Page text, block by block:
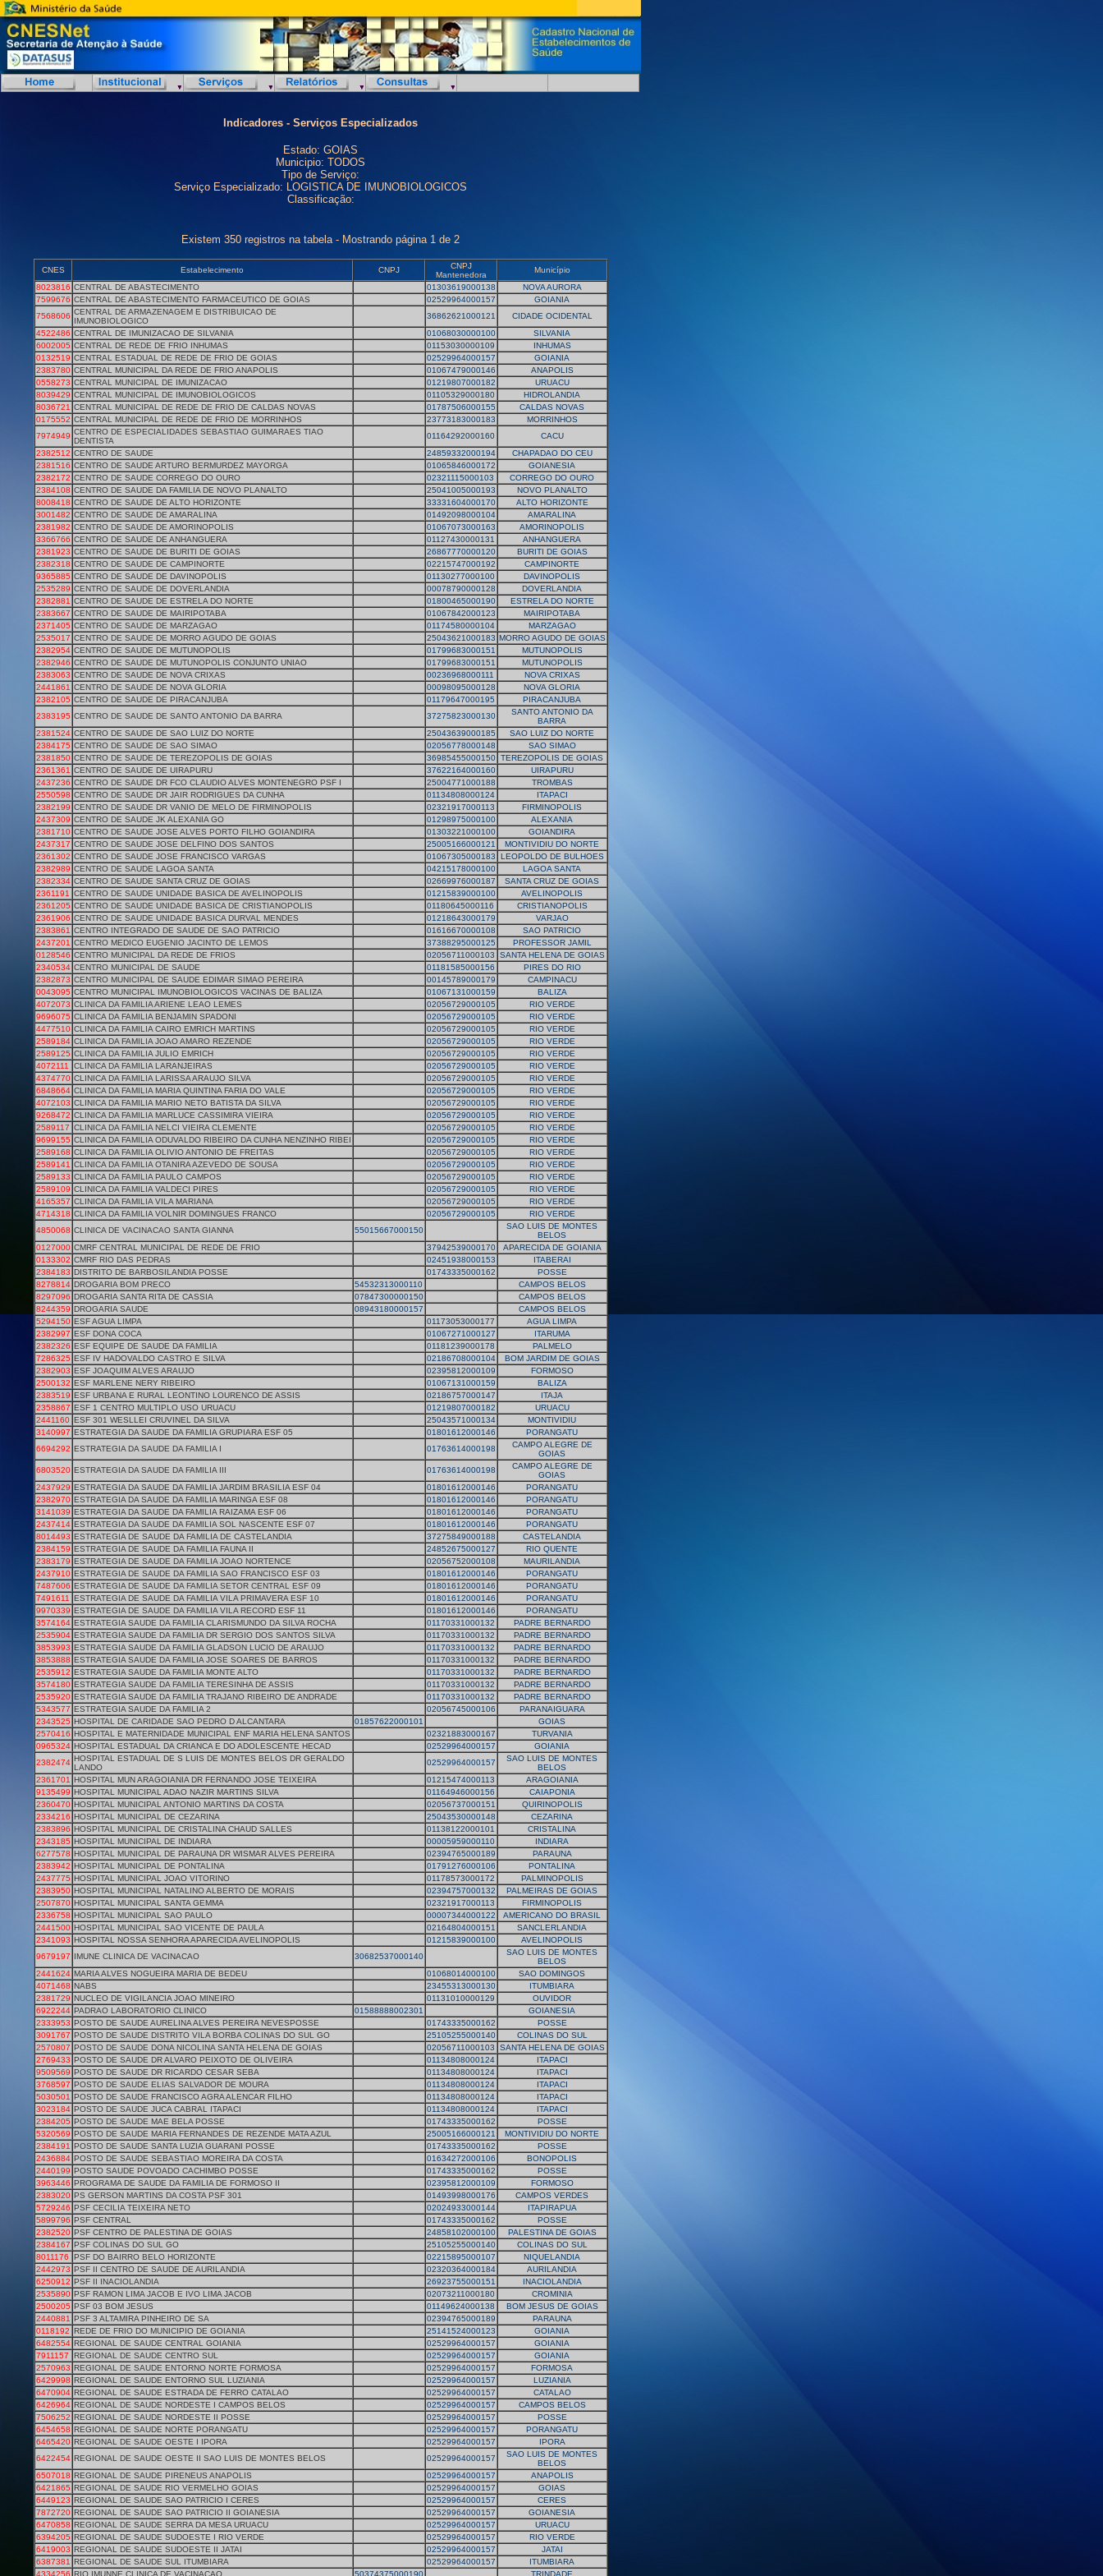
Indicadores - Serviços Especializados
Estado: GOIAS
Municipio: TODOS
Tipo de Serviço:
Serviço Especializado: LOGISTICA DE IMUNOBIOLOGICOS
Classificação:
Existem 350 registros na tabela - Mostrando página 1 de 2
CNES Estabelecimento CNPJ
CNPJ
Mantenedora
Município
8023816 CENTRAL DE ABASTECIMENTO 01303619000138
NOVA AURORA
7599676 CENTRAL DE ABASTECIMENTO FARMACEUTICO DE GOIAS 02529964000157
GOIANIA
7568606 CENTRAL DE ARMAZENAGEM E DISTRIBUICAO DE
IMUNOBIOLOGICO
36862621000121
CIDADE OCIDENTAL
4522486 CENTRAL DE IMUNIZACAO DE SILVANIA 01068030000100
SILVANIA
6002005 CENTRAL DE REDE DE FRIO INHUMAS 01153030000109
INHUMAS
0132519 CENTRAL ESTADUAL DE REDE DE FRIO DE GOIAS 02529964000157
GOIANIA
2383780 CENTRAL MUNICIPAL DA REDE DE FRIO ANAPOLIS 01067479000146
ANAPOLIS
0558273 CENTRAL MUNICIPAL DE IMUNIZACAO 01219807000182
URUACU
8039429 CENTRAL MUNICIPAL DE IMUNOBIOLOGICOS 01105329000180
HIDROLANDIA
8036721 CENTRAL MUNICIPAL DE REDE DE FRIO DE CALDAS NOVAS 01787506000155
CALDAS NOVAS
0175552 CENTRAL MUNICIPAL DE REDE DE FRIO DE MORRINHOS 23773183000183
MORRINHOS
7974949 CENTRO DE ESPECIALIDADES SEBASTIAO GUIMARAES TIAO
DENTISTA
01164292000160
CACU
2382512 CENTRO DE SAUDE 24859332000194
CHAPADAO DO CEU
2381516 CENTRO DE SAUDE ARTURO BERMURDEZ MAYORGA 01065846000172
GOIANESIA
2382172 CENTRO DE SAUDE CORREGO DO OURO 02321115000103
CORREGO DO OURO
2384108 CENTRO DE SAUDE DA FAMILIA DE NOVO PLANALTO 25041005000193
NOVO PLANALTO
8008418 CENTRO DE SAUDE DE ALTO HORIZONTE 33331604000170
ALTO HORIZONTE
3001482 CENTRO DE SAUDE DE AMARALINA 01492098000104
AMARALINA
2381982 CENTRO DE SAUDE DE AMORINOPOLIS 01067073000163
AMORINOPOLIS
3366766 CENTRO DE SAUDE DE ANHANGUERA 01127430000131
ANHANGUERA
2381923 CENTRO DE SAUDE DE BURITI DE GOIAS 26867770000120
BURITI DE GOIAS
2382318 CENTRO DE SAUDE DE CAMPINORTE 02215747000192
CAMPINORTE
9365885 CENTRO DE SAUDE DE DAVINOPOLIS 01130277000100
DAVINOPOLIS
2535289 CENTRO DE SAUDE DE DOVERLANDIA 00078790000128
DOVERLANDIA
2382881 CENTRO DE SAUDE DE ESTRELA DO NORTE 01800465000190
ESTRELA DO NORTE
2383667 CENTRO DE SAUDE DE MAIRIPOTABA 01067842000123
MAIRIPOTABA
2371405 CENTRO DE SAUDE DE MARZAGAO 01174580000104
MARZAGAO
2535017 CENTRO DE SAUDE DE MORRO AGUDO DE GOIAS 25043621000183 MORRO AGUDO DE GOIAS
2382954 CENTRO DE SAUDE DE MUTUNOPOLIS 01799683000151
MUTUNOPOLIS
2382946 CENTRO DE SAUDE DE MUTUNOPOLIS CONJUNTO UNIAO 01799683000151
MUTUNOPOLIS
2383063 CENTRO DE SAUDE DE NOVA CRIXAS 00236968000111
NOVA CRIXAS
2441861 CENTRO DE SAUDE DE NOVA GLORIA 00098095000128
NOVA GLORIA
2382105 CENTRO DE SAUDE DE PIRACANJUBA 01179647000195
PIRACANJUBA
2383195 CENTRO DE SAUDE DE SANTO ANTONIO DA BARRA 37275823000130
SANTO ANTONIO DA
BARRA
2381524 CENTRO DE SAUDE DE SAO LUIZ DO NORTE 25043639000185
SAO LUIZ DO NORTE
2384175 CENTRO DE SAUDE DE SAO SIMAO 02056778000148
SAO SIMAO
2381850 CENTRO DE SAUDE DE TEREZOPOLIS DE GOIAS 36985455000150 TEREZOPOLIS DE GOIAS
2361361 CENTRO DE SAUDE DE UIRAPURU 37622164000160
UIRAPURU
2437236 CENTRO DE SAUDE DR FCO CLAUDIO ALVES MONTENEGRO PSF I 25004771000188
TROMBAS
2550598 CENTRO DE SAUDE DR JAIR RODRIGUES DA CUNHA 01134808000124
ITAPACI
2382199 CENTRO DE SAUDE DR VANIO DE MELO DE FIRMINOPOLIS 02321917000113
FIRMINOPOLIS
2437309 CENTRO DE SAUDE JK ALEXANIA GO 01298975000100
ALEXANIA
2381710 CENTRO DE SAUDE JOSE ALVES PORTO FILHO GOIANDIRA 01303221000100
GOIANDIRA
2437317 CENTRO DE SAUDE JOSE DELFINO DOS SANTOS 25005166000121
MONTIVIDIU DO NORTE
2361302 CENTRO DE SAUDE JOSE FRANCISCO VARGAS 01067305000183
LEOPOLDO DE BULHOES
2382989 CENTRO DE SAUDE LAGOA SANTA 04215178000100
LAGOA SANTA
2382334 CENTRO DE SAUDE SANTA CRUZ DE GOIAS 02669976000187
SANTA CRUZ DE GOIAS
2361191
CENTRO DE SAUDE UNIDADE BASICA DE AVELINOPOLIS 01215839000100
AVELINOPOLIS
2361205 CENTRO DE SAUDE UNIDADE BASICA DE CRISTIANOPOLIS 01180645000116
CRISTIANOPOLIS
2361906 CENTRO DE SAUDE UNIDADE BASICA DURVAL MENDES 01218643000179
VARJAO
2383861 CENTRO INTEGRADO DE SAUDE DE SAO PATRICIO 01616670000108
SAO PATRICIO
2437201 CENTRO MEDICO EUGENIO JACINTO DE LEMOS 37388295000125
PROFESSOR JAMIL
0128546 CENTRO MUNICIPAL DA REDE DE FRIOS 02056711000103
SANTA HELENA DE GOIAS
2340534 CENTRO MUNICIPAL DE SAUDE 01181585000156
PIRES DO RIO
2382873 CENTRO MUNICIPAL DE SAUDE EDIMAR SIMAO PEREIRA 00145789000179
CAMPINACU
0043095 CENTRO MUNICIPAL IMUNOBIOLOGICOS VACINAS DE BALIZA 01067131000159
BALIZA
4072073 CLINICA DA FAMILIA ARIENE LEAO LEMES 02056729000105
RIO VERDE
9696075 CLINICA DA FAMILIA BENJAMIN SPADONI 02056729000105
RIO VERDE
4477510 CLINICA DA FAMILIA CAIRO EMRICH MARTINS 02056729000105
RIO VERDE
2589184 CLINICA DA FAMILIA JOAO AMARO REZENDE 02056729000105
RIO VERDE
2589125 CLINICA DA FAMILIA JULIO EMRICH 02056729000105
RIO VERDE
4072111
CLINICA DA FAMILIA LARANJEIRAS 02056729000105
RIO VERDE
4374770 CLINICA DA FAMILIA LARISSA ARAUJO SILVA 02056729000105
RIO VERDE
6848664 CLINICA DA FAMILIA MARIA QUINTINA FARIA DO VALE 02056729000105
RIO VERDE
4072103 CLINICA DA FAMILIA MARIO NETO BATISTA DA SILVA 02056729000105
RIO VERDE
9268472 CLINICA DA FAMILIA MARLUCE CASSIMIRA VIEIRA 02056729000105
RIO VERDE
2589117 CLINICA DA FAMILIA NELCI VIEIRA CLEMENTE 02056729000105
RIO VERDE
9699155 CLINICA DA FAMILIA ODUVALDO RIBEIRO DA CUNHA NENZINHO RIBEI 02056729000105
RIO VERDE
2589168 CLINICA DA FAMILIA OLIVIO ANTONIO DE FREITAS 02056729000105
RIO VERDE
2589141 CLINICA DA FAMILIA OTANIRA AZEVEDO DE SOUSA 02056729000105
RIO VERDE
2589133 CLINICA DA FAMILIA PAULO CAMPOS 02056729000105
RIO VERDE
2589109 CLINICA DA FAMILIA VALDECI PIRES 02056729000105
RIO VERDE
4165357 CLINICA DA FAMILIA VILA MARIANA 02056729000105
RIO VERDE
4714318 CLINICA DA FAMILIA VOLNIR DOMINGUES FRANCO 02056729000105
RIO VERDE
4850068 CLINICA DE VACINACAO SANTA GIANNA 55015667000150
SAO LUIS DE MONTES
BELOS
0127000 CMRF CENTRAL MUNICIPAL DE REDE DE FRIO 37942539000170
APARECIDA DE GOIANIA
0133302 CMRF RIO DAS PEDRAS 02451938000153
ITABERAI
2384183 DISTRITO DE BARBOSILANDIA POSSE 01743335000162
POSSE
8278814 DROGARIA BOM PRECO 54532313000110
CAMPOS BELOS
8297096 DROGARIA SANTA RITA DE CASSIA 07847300000150
CAMPOS BELOS
8244359 DROGARIA SAUDE 08943180000157
CAMPOS BELOS
5294150 ESF AGUA LIMPA 01173053000177
AGUA LIMPA
2382997 ESF DONA COCA 01067271000127
ITARUMA
2382326 ESF EQUIPE DE SAUDE DA FAMILIA 01181239000178
PALMELO
7286325 ESF IV HADOVALDO CASTRO E SILVA 02186708000104
BOM JARDIM DE GOIAS
2382903 ESF JOAQUIM ALVES ARAUJO 02395812000109
FORMOSO
2500132 ESF MARLENE NERY RIBEIRO 01067131000159
BALIZA
2383519 ESF URBANA E RURAL LEONTINO LOURENCO DE ASSIS 02186757000147
ITAJA
2358867 ESF 1 CENTRO MULTIPLO USO URUACU 01219807000182
URUACU
2441160 ESF 301 WESLLEI CRUVINEL DA SILVA 25043571000134
MONTIVIDIU
3140997 ESTRATEGIA DA SAUDE DA FAMILIA GRUPIARA ESF 05 01801612000146
PORANGATU
6694292 ESTRATEGIA DA SAUDE DA FAMILIA I 01763614000198
CAMPO ALEGRE DE
GOIAS
6803520 ESTRATEGIA DA SAUDE DA FAMILIA III 01763614000198
CAMPO ALEGRE DE
GOIAS
2437929 ESTRATEGIA DA SAUDE DA FAMILIA JARDIM BRASILIA ESF 04 01801612000146
PORANGATU
2382970 ESTRATEGIA DA SAUDE DA FAMILIA MARINGA ESF 08 01801612000146
PORANGATU
3141039 ESTRATEGIA DA SAUDE DA FAMILIA RAIZAMA ESF 06 01801612000146
PORANGATU
2437414 ESTRATEGIA DA SAUDE DA FAMILIA SOL NASCENTE ESF 07 01801612000146
PORANGATU
8014493 ESTRATEGIA DE SAUDE DA FAMILIA DE CASTELANDIA 37275849000188
CASTELANDIA
2384159 ESTRATEGIA DE SAUDE DA FAMILIA FAUNA II 24852675000127
RIO QUENTE
2383179 ESTRATEGIA DE SAUDE DA FAMILIA JOAO NORTENCE 02056752000108
MAURILANDIA
2437910 ESTRATEGIA DE SAUDE DA FAMILIA SAO FRANCISCO ESF 03 01801612000146
PORANGATU
7487606 ESTRATEGIA DE SAUDE DA FAMILIA SETOR CENTRAL ESF 09 01801612000146
PORANGATU
7491611
ESTRATEGIA DE SAUDE DA FAMILIA VILA PRIMAVERA ESF 10 01801612000146
PORANGATU
9970339 ESTRATEGIA DE SAUDE DA FAMILIA VILA RECORD ESF 11 01801612000146
PORANGATU
3574164 ESTRATEGIA SAUDE DA FAMILIA CLARISMUNDO DA SILVA ROCHA 01170331000132
PADRE BERNARDO
2535904 ESTRATEGIA SAUDE DA FAMILIA DR SERGIO DOS SANTOS SILVA 01170331000132
PADRE BERNARDO
3853993 ESTRATEGIA SAUDE DA FAMILIA GLADSON LUCIO DE ARAUJO 01170331000132
PADRE BERNARDO
3853888 ESTRATEGIA SAUDE DA FAMILIA JOSE SOARES DE BARROS 01170331000132
PADRE BERNARDO
2535912 ESTRATEGIA SAUDE DA FAMILIA MONTE ALTO 01170331000132
PADRE BERNARDO
3574180 ESTRATEGIA SAUDE DA FAMILIA TERESINHA DE ASSIS 01170331000132
PADRE BERNARDO
2535920 ESTRATEGIA SAUDE DA FAMILIA TRAJANO RIBEIRO DE ANDRADE 01170331000132
PADRE BERNARDO
5343577 ESTRATEGIA SAUDE DA FAMILIA 2 02056745000106
PARANAIGUARA
2343525 HOSPITAL DE CARIDADE SAO PEDRO D ALCANTARA 01857622000101
GOIAS
2570416 HOSPITAL E MATERNIDADE MUNICIPAL ENF MARIA HELENA SANTOS 02321883000167
TURVANIA
0965324 HOSPITAL ESTADUAL DA CRIANCA E DO ADOLESCENTE HECAD 02529964000157
GOIANIA
2382474 HOSPITAL ESTADUAL DE S LUIS DE MONTES BELOS DR GERALDO
LANDO
02529964000157
SAO LUIS DE MONTES
BELOS
2361701 HOSPITAL MUN ARAGOIANIA DR FERNANDO JOSE TEIXEIRA 01215474000113
ARAGOIANIA
9135499 HOSPITAL MUNICIPAL ADAO NAZIR MARTINS SILVA 01164946000156
CAIAPONIA
2360470 HOSPITAL MUNICIPAL ANTONIO MARTINS DA COSTA 02056737000151
QUIRINOPOLIS
2334216 HOSPITAL MUNICIPAL DE CEZARINA 25043530000148
CEZARINA
2383896 HOSPITAL MUNICIPAL DE CRISTALINA CHAUD SALLES 01138122000101
CRISTALINA
2343185 HOSPITAL MUNICIPAL DE INDIARA 00005959000110
INDIARA
6277578 HOSPITAL MUNICIPAL DE PARAUNA DR WISMAR ALVES PEREIRA 02394765000189
PARAUNA
2383942 HOSPITAL MUNICIPAL DE PONTALINA 01791276000106
PONTALINA
2437775 HOSPITAL MUNICIPAL JOAO VITORINO 01178573000172
PALMINOPOLIS
2383950 HOSPITAL MUNICIPAL NATALINO ALBERTO DE MORAIS 02394757000132
PALMEIRAS DE GOIAS
2507870 HOSPITAL MUNICIPAL SANTA GEMMA 02321917000113
FIRMINOPOLIS
2336758 HOSPITAL MUNICIPAL SAO PAULO 00007344000122
AMERICANO DO BRASIL
2441500 HOSPITAL MUNICIPAL SAO VICENTE DE PAULA 02164804000151
SANCLERLANDIA
2341093 HOSPITAL NOSSA SENHORA APARECIDA AVELINOPOLIS 01215839000100
AVELINOPOLIS
9679197 IMUNE CLINICA DE VACINACAO 30682537000140
SAO LUIS DE MONTES
BELOS
2441624 MARIA ALVES NOGUEIRA MARIA DE BEDEU 01068014000100
SAO DOMINGOS
4071468 NABS 23455313000130
ITUMBIARA
2381729 NUCLEO DE VIGILANCIA JOAO MINEIRO 01131010000129
OUVIDOR
6922244 PADRAO LABORATORIO CLINICO 01588888002301
GOIANESIA
2333953 POSTO DE SAUDE AURELINA ALVES PEREIRA NEVESPOSSE 01743335000162
POSSE
3091767 POSTO DE SAUDE DISTRITO VILA BORBA COLINAS DO SUL GO 25105255000140
COLINAS DO SUL
2570807 POSTO DE SAUDE DONA NICOLINA SANTA HELENA DE GOIAS 02056711000103
SANTA HELENA DE GOIAS
2769433 POSTO DE SAUDE DR ALVARO PEIXOTO DE OLIVEIRA 01134808000124
ITAPACI
9509569 POSTO DE SAUDE DR RICARDO CESAR SEBA 01134808000124
ITAPACI
3768597 POSTO DE SAUDE ELIAS SALVADOR DE MOURA 01134808000124
ITAPACI
5030501 POSTO DE SAUDE FRANCISCO AGRA ALENCAR FILHO 01134808000124
ITAPACI
3023184 POSTO DE SAUDE JUCA CABRAL ITAPACI 01134808000124
ITAPACI
2384205 POSTO DE SAUDE MAE BELA POSSE 01743335000162
POSSE
5320569 POSTO DE SAUDE MARIA FERNANDES DE REZENDE MATA AZUL 25005166000121
MONTIVIDIU DO NORTE
2384191 POSTO DE SAUDE SANTA LUZIA GUARANI POSSE 01743335000162
POSSE
2436884 POSTO DE SAUDE SEBASTIAO MOREIRA DA COSTA 01634272000106
BONOPOLIS
2440199 POSTO SAUDE POVOADO CACHIMBO POSSE 01743335000162
POSSE
3963446 PROGRAMA DE SAUDE DA FAMILIA DE FORMOSO II 02395812000109
FORMOSO
2383020 PS GERSON MARTINS DA COSTA PSF 301 01493998000176
CAMPOS VERDES
5729246 PSF CECILIA TEIXEIRA NETO 02024933000144
ITAPIRAPUA
5899796 PSF CENTRAL 01743335000162
POSSE
2382520 PSF CENTRO DE PALESTINA DE GOIAS 24858102000100
PALESTINA DE GOIAS
2384167 PSF COLINAS DO SUL GO 25105255000140
COLINAS DO SUL
8011176
PSF DO BAIRRO BELO HORIZONTE 02215895000107
NIQUELANDIA
2442973 PSF II CENTRO DE SAUDE DE AURILANDIA 02320364000184
AURILANDIA
6250912 PSF II INACIOLANDIA 26923755000151
INACIOLANDIA
2535890 PSF RAMON LIMA JACOB E IVO LIMA JACOB 02073211000180
CROMINIA
2500205 PSF 03 BOM JESUS 01149624000138
BOM JESUS DE GOIAS
2440881 PSF 3 ALTAMIRA PINHEIRO DE SA 02394765000189
PARAUNA
0118192 REDE DE FRIO DO MUNICIPIO DE GOIANIA 25141524000123
GOIANIA
6482554 REGIONAL DE SAUDE CENTRAL GOIANIA 02529964000157
GOIANIA
7911157
REGIONAL DE SAUDE CENTRO SUL 02529964000157
GOIANIA
2570963 REGIONAL DE SAUDE ENTORNO NORTE FORMOSA 02529964000157
FORMOSA
6429998 REGIONAL DE SAUDE ENTORNO SUL LUZIANIA 02529964000157
LUZIANIA
6470904 REGIONAL DE SAUDE ESTRADA DE FERRO CATALAO 02529964000157
CATALAO
6426964 REGIONAL DE SAUDE NORDESTE I CAMPOS BELOS 02529964000157
CAMPOS BELOS
7506252 REGIONAL DE SAUDE NORDESTE II POSSE 02529964000157
POSSE
6454658 REGIONAL DE SAUDE NORTE PORANGATU 02529964000157
PORANGATU
6465420 REGIONAL DE SAUDE OESTE I IPORA 02529964000157
IPORA
6422454 REGIONAL DE SAUDE OESTE II SAO LUIS DE MONTES BELOS 02529964000157
SAO LUIS DE MONTES
BELOS
6507018 REGIONAL DE SAUDE PIRENEUS ANAPOLIS 02529964000157
ANAPOLIS
6421865 REGIONAL DE SAUDE RIO VERMELHO GOIAS 02529964000157
GOIAS
6449123 REGIONAL DE SAUDE SAO PATRICIO I CERES 02529964000157
CERES
7872720 REGIONAL DE SAUDE SAO PATRICIO II GOIANESIA 02529964000157
GOIANESIA
6470858 REGIONAL DE SAUDE SERRA DA MESA URUACU 02529964000157
URUACU
6394205 REGIONAL DE SAUDE SUDOESTE I RIO VERDE 02529964000157
RIO VERDE
6419003 REGIONAL DE SAUDE SUDOESTE II JATAI 02529964000157
JATAI
6387381 REGIONAL DE SAUDE SUL ITUMBIARA 02529964000157
ITUMBIARA
4334256 RIO IMUNNE CLINICA DE VACINACAO 50374375000190 TRINDADE